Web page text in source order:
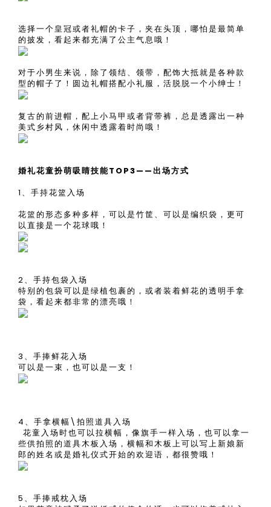
选择一个皇冠或者礼帽的卡子，夹在头顶，哪怕是最简单
的披发，看起来都充满了公主气息哦！
对于小男生来说，除了领结、领带，配饰大抵就是各种款
型的帽子了！圆边礼帽搭配小礼服，活脱脱一个小绅士！
复古的前进帽，配上小马甲或者背带裤，总是透露出一种
美式乡村风，休闲中透露着时尚哦！
婚礼花童扮萌吸睛技能TOP3——出场方式
1、手持花篮入场
花篮的形态多种多样，可以是竹筐、可以是编织袋，更可
以直接是一个花球哦！
2、手持包袋入场
特别的包袋可以是绿植包裹的，或者装着鲜花的透明手拿
袋，看起来都非常的漂亮哦！
3、手捧鲜花入场
可以是一束，也可以是一支！
4、手拿横幅\拍照道具入场
花童入场时也可以拉横幅，像旗手一样入场，也可以拿一
些供拍照的道具木板入场，横幅和木板上可以写上新娘新
郎的姓名或是婚礼仪式开始的欢迎语，都很赞哦！
5、手捧戒枕入场